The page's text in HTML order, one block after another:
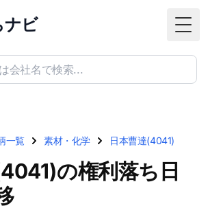
ナビ
一覧 素材・化学 日本曹達(4041)
の権利落ち日